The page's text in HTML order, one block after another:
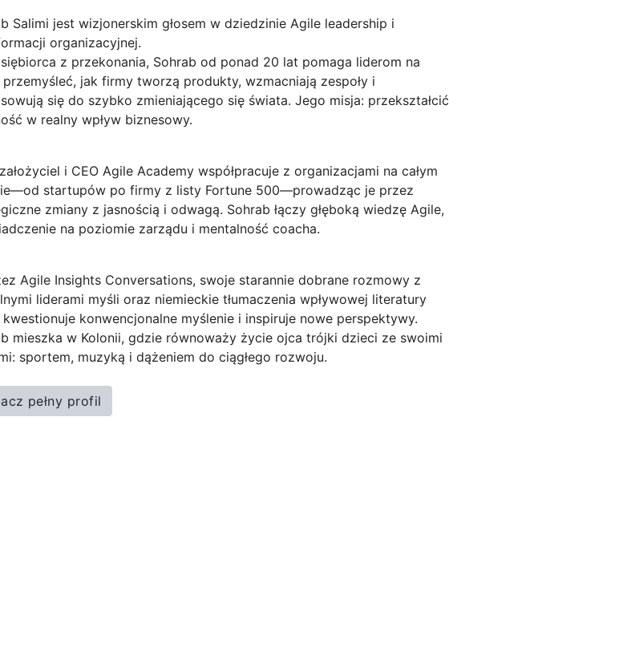
Salimi jest wizjonerskim głosem w dziedzinie Agile leadership i
organizacyjnej.
z przekonania, Sohrab od ponad 20 lat pomaga liderom na
jak firmy tworzą produkty, wzmacniają zespoły i
się do szybko zmieniającego się świata. Jego misja: przekształcić
w realny wpływ biznesowy.
i CEO Agile Academy współpracuje z organizacjami na całym
startupów po firmy z listy Fortune 500—prowadząc je przez
zmiany z jasnością i odwagą. Sohrab łączy głęboką wiedzę Agile,
na poziomie zarządu i mentalność coacha.
Agile Insights Conversations, swoje starannie dobrane rozmowy z
liderami myśli oraz niemieckie tłumaczenia wpływowej literatury
kwestionuje konwencjonalne myślenie i inspiruje nowe perspektywy.
mieszka w Kolonii, gdzie równoważy życie ojca trójki dzieci ze swoimi
sportem, muzyką i dążeniem do ciągłego rozwoju.
pełny profil